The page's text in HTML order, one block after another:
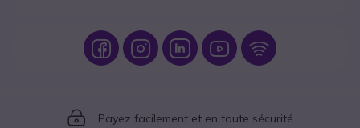
Icon IconIcon Icon Icon
Icon
Payez facilement et en toute sécurité